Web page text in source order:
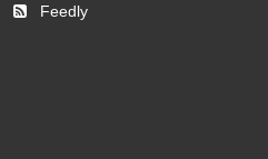
Feedly